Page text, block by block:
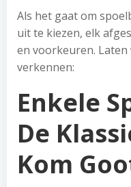
Als het gaat om
uit te kiezen, elk
en voorkeuren.
verkennen:
Enkele
De
Kom